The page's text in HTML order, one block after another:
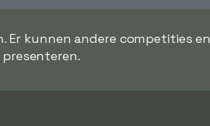
Er kunnen andere competities en